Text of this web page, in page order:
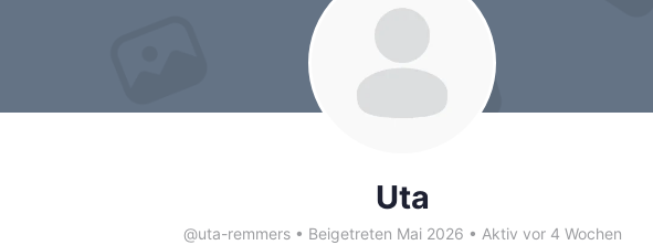
Uta
@uta-remmers • Beigetreten Mai 2026 • Aktiv vor 4 Wochen